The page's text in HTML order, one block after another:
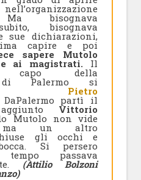
bisognava
bisognava
sue dichiarazioni,
capire e poi
sapere Mutolo
ai magistrati. Il
capo della
di Palermo si
Pietro
DaPalermo partì il
Vittorio
Mutolo non vide
ma un altro
gli occhi e
Si persero
passava
(Attilio Bolzoni